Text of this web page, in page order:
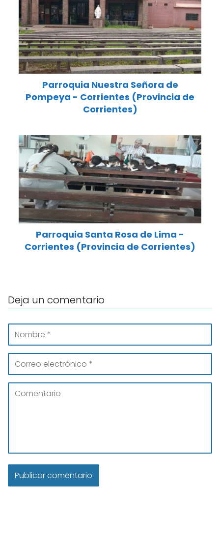
Parroquia Nuestra Señora de
Pompeya - Corrientes (Provincia de
Corrientes)
Parroquia Santa Rosa de Lima -
Corrientes (Provincia de Corrientes)
Deja un comentario